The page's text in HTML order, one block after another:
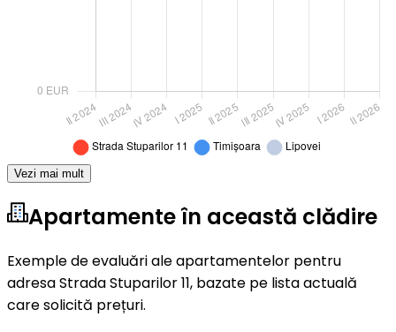
Vezi mai mult
Apartamente în această clădire
Exemple de evaluări ale apartamentelor pentru
adresa Strada Stuparilor 11, bazate pe lista actuală
care solicită prețuri.